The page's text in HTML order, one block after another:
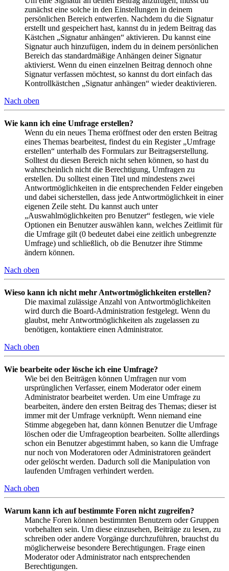
zunächst eine solche in den Einstellungen in deinem
persönlichen Bereich entwerfen. Nachdem du die Signatur
erstellt und gespeichert hast, kannst du in jedem Beitrag das
Kästchen „Signatur anhängen“ aktivieren. Du kannst eine
Signatur auch hinzufügen, indem du in deinem persönlichen
Bereich das standardmäßige Anhängen deiner Signatur
aktivierst. Wenn du einen einzelnen Beitrag dennoch ohne
Signatur verfassen möchtest, so kannst du dort einfach das
Kontrollkästchen „Signatur anhängen“ wieder deaktivieren.
Nach oben
Wie kann ich eine Umfrage erstellen?
Wenn du ein neues Thema eröffnest oder den ersten Beitrag
eines Themas bearbeitest, findest du ein Register „Umfrage
erstellen“ unterhalb des Formulars zur Beitragserstellung.
Solltest du diesen Bereich nicht sehen können, so hast du
wahrscheinlich nicht die Berechtigung, Umfragen zu
erstellen. Du solltest einen Titel und mindestens zwei
Antwortmöglichkeiten in die entsprechenden Felder eingeben
und dabei sicherstellen, dass jede Antwortmöglichkeit in einer
eigenen Zeile steht. Du kannst auch unter
„Auswahlmöglichkeiten pro Benutzer“ festlegen, wie viele
Optionen ein Benutzer auswählen kann, welches Zeitlimit für
die Umfrage gilt (0 bedeutet dabei eine zeitlich unbegrenzte
Umfrage) und schließlich, ob die Benutzer ihre Stimme
ändern können.
Nach oben
Wieso kann ich nicht mehr Antwortmöglichkeiten erstellen?
Die maximal zulässige Anzahl von Antwortmöglichkeiten
wird durch die Board-Administration festgelegt. Wenn du
glaubst, mehr Antwortmöglichkeiten als zugelassen zu
benötigen, kontaktiere einen Administrator.
Nach oben
Wie bearbeite oder lösche ich eine Umfrage?
Wie bei den Beiträgen können Umfragen nur vom
ursprünglichen Verfasser, einem Moderator oder einem
Administrator bearbeitet werden. Um eine Umfrage zu
bearbeiten, ändere den ersten Beitrag des Themas; dieser ist
immer mit der Umfrage verknüpft. Wenn niemand eine
Stimme abgegeben hat, dann können Benutzer die Umfrage
löschen oder die Umfrageoption bearbeiten. Sollte allerdings
schon ein Benutzer abgestimmt haben, so kann die Umfrage
nur noch von Moderatoren oder Administratoren geändert
oder gelöscht werden. Dadurch soll die Manipulation von
laufenden Umfragen verhindert werden.
Nach oben
Warum kann ich auf bestimmte Foren nicht zugreifen?
Manche Foren können bestimmten Benutzern oder Gruppen
vorbehalten sein. Um diese einzusehen, Beiträge zu lesen, zu
schreiben oder andere Vorgänge durchzuführen, brauchst du
möglicherweise besondere Berechtigungen. Frage einen
Moderator oder Administrator nach entsprechenden
Berechtigungen.